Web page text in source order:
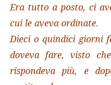
Era tutto a posto, ci
cui le aveva ordinate.
Dieci o quindici giorni
doveva fare, visto
rispondeva più, e